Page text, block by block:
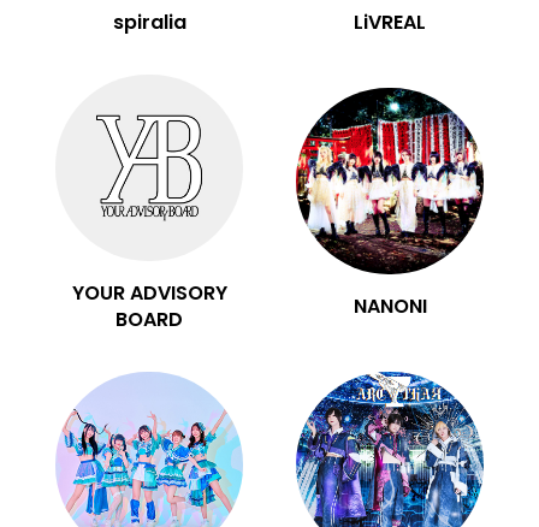
spiralia LiVREAL
YOUR ADVISORY
BOARD
NANONI